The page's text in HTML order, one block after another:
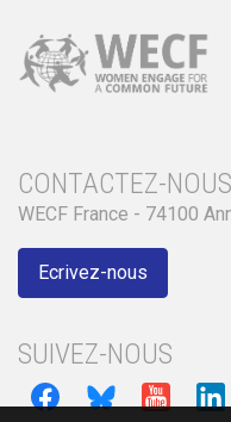
CONTACTEZ-NOUS
WECF France - 74100
Ecrivez-nous
SUIVEZ-NOUS